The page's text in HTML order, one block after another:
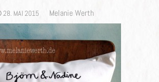
POSTED
28. MAI 2015 Author
Melanie Werth